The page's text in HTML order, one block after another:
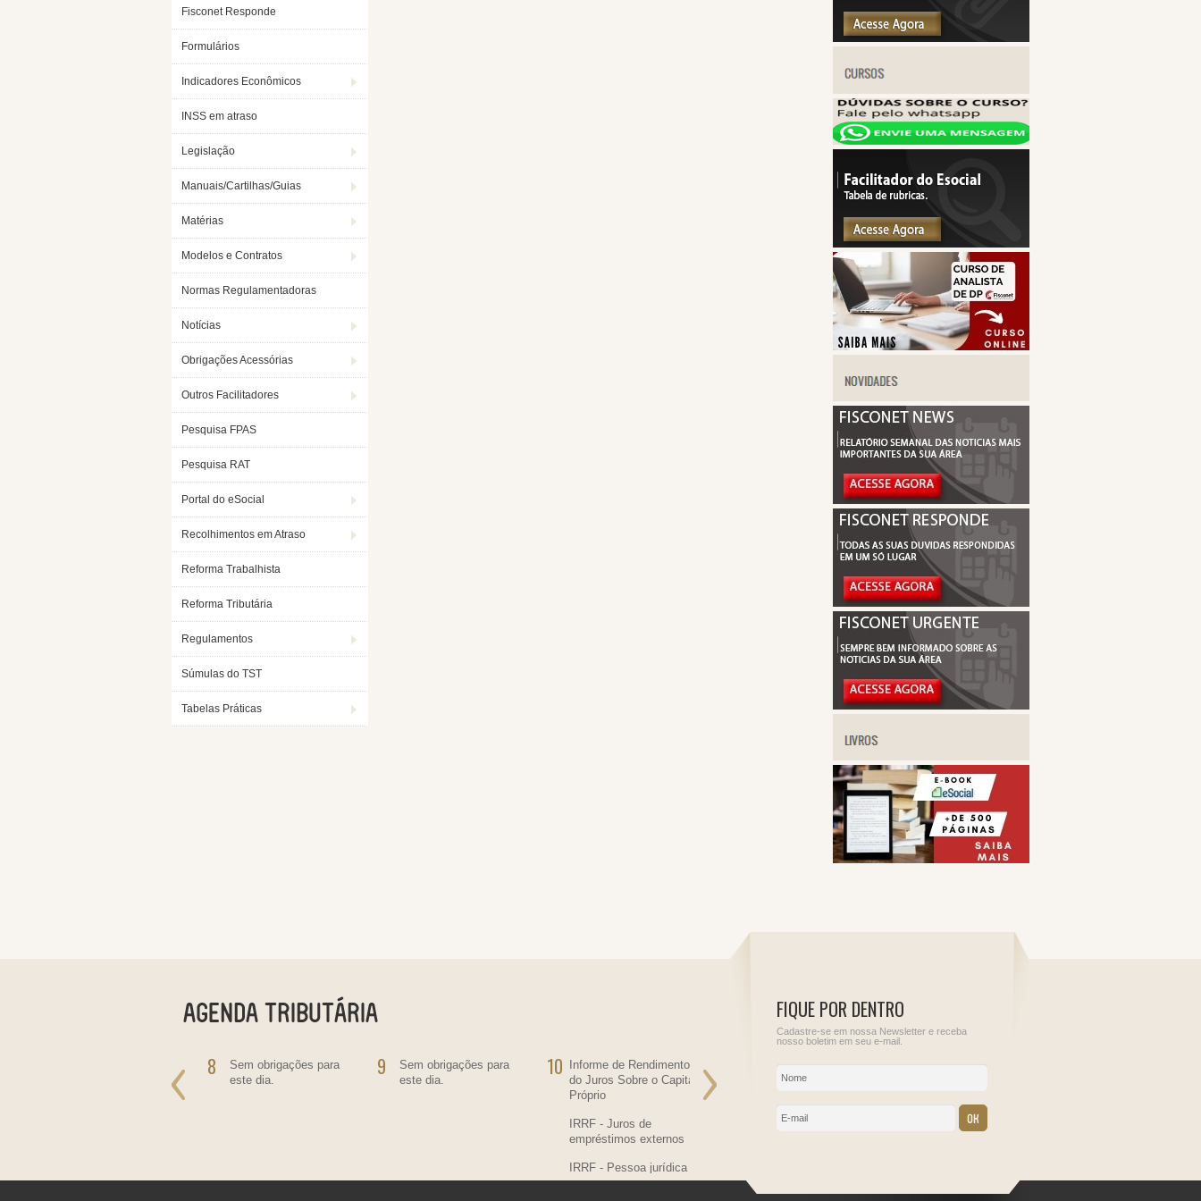
Fisconet Responde
Formulários
Indicadores Econômicos
INSS em atraso
Legislação
Manuais/Cartilhas/Guias
Matérias
Modelos e Contratos
Normas Regulamentadoras
Notícias
Obrigações Acessórias
Outros Facilitadores
Pesquisa FPAS
Pesquisa RAT
Portal do eSocial
Recolhimentos em Atraso
Reforma Trabalhista
Reforma Tributária
Regulamentos
Súmulas do TST
Tabelas Práticas
8
Sem obrigações para
este dia.
9
Sem obrigações para
este dia.
10
Informe de Rendimentos
do Juros Sobre o Capital
Próprio
IRRF - Juros de
empréstimos externos
IRRF - Pessoa jurídica
residente no País,
Sem obrigações para
este dia.
Sem obrigações para
o Art. 70 da Lei nº
FIQUE POR DENTRO
Cadastre-se em nossa Newsletter e receba
nosso boletim em seu e-mail.